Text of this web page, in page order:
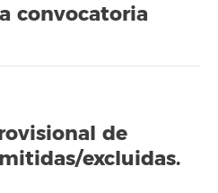
convocatoria
de
excluidas.